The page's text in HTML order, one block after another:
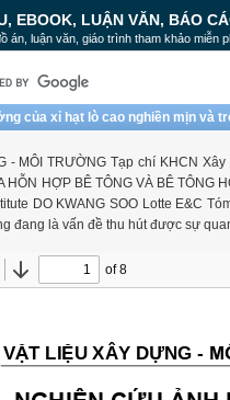
EBOOK, LUẬN VĂN, BÁO
án, luận văn, giáo trình tham khảo miễn
của xỉ hạt lò cao nghiền mịn và
- MÔI TRƯỜNG Tạp chí KHCN
HỖN HỢP BÊ TÔNG VÀ BÊ TÔNG
DO KWANG SOO Lotte E&C
đang là vấn đề thu hút được sự